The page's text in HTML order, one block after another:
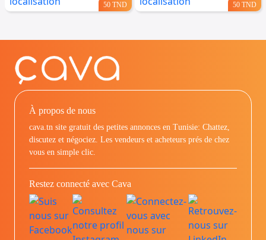
50 TND 50 TND
À propos de nous
cava.tn site gratuit des petites annonces en Tunisie: Chattez,
discutez et négociez. Les vendeurs et acheteurs prés de chez
vous en simple clic.
Restez connecté avec Cava